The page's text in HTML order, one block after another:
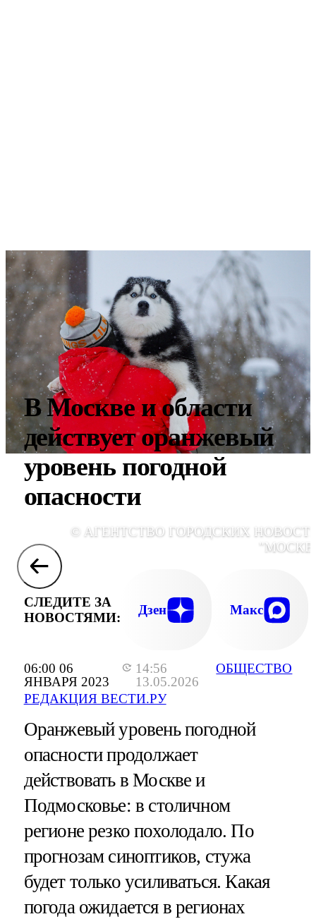
06:00 06
ЯНВАРЯ 2023
14:56
13.05.2026
РЕДАКЦИЯ ВЕСТИ.РУ
ОБЩЕСТВО
В Москве и области
действует оранжевый
уровень погодной
опасности
© АГЕНТСТВО ГОРОДСКИХ
СЛЕДИТЕ ЗА
НОВОСТЯМИ:
Дзен Макс
Оранжевый уровень погодной
опасности продолжает
действовать в Москве и
Подмосковье: в столичном
регионе резко похолодало. По
прогнозам синоптиков, стужа
будет только усиливаться. Какая
погода ожидается в регионах